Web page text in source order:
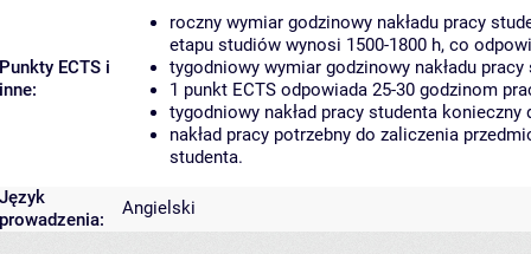
Punkty ECTS i
inne:
roczny wymiar godzinowy nakładu pracy
etapu studiów wynosi 1500-1800 h, co
tygodniowy wymiar godzinowy nakładu
1 punkt ECTS odpowiada 25-30 godzinom
tygodniowy nakład pracy studenta
nakład pracy potrzebny do zaliczenia
studenta.
Język
prowadzenia:
Angielski